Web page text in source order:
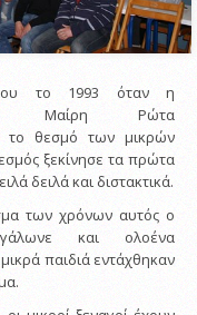
το 1993 όταν η
Μαίρη Ρώτα
το θεσμό των μικρών
ξεκίνησε τα πρώτα
δειλά και διστακτικά.
των χρόνων αυτός ο
και ολοένα
παιδιά εντάχθηκαν